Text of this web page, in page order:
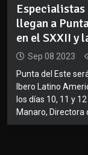
llegan a
en el SXXII
Sep 08 2023
Punta del Este
Ibero Latino
los días 10, 11 y
Manaro, Directora